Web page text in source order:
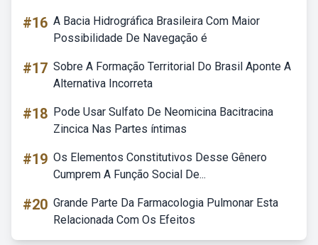
#16 A Bacia Hidrográfica Brasileira Com Maior
Possibilidade De Navegação é
#17 Sobre A Formação Territorial Do Brasil Aponte A
Alternativa Incorreta
#18 Pode Usar Sulfato De Neomicina Bacitracina
Zincica Nas Partes íntimas
#19 Os Elementos Constitutivos Desse Gênero
Cumprem A Função Social De...
#20 Grande Parte Da Farmacologia Pulmonar Esta
Relacionada Com Os Efeitos